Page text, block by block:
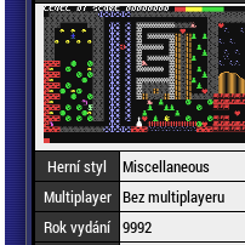
Herní styl
Miscellaneous
Multiplayer Bez multiplayeru
Rok vydání 9992